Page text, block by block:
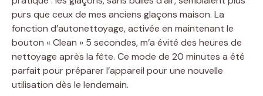
purs que ceux de mes anciens glaçons maison. La
fonction d’autonettoyage, activée en maintenant le
bouton « Clean » 5 secondes, m’a évité des heures de
nettoyage après la fête. Ce mode de 20 minutes a été
parfait pour préparer l’appareil pour une nouvelle
utilisation dès le lendemain.